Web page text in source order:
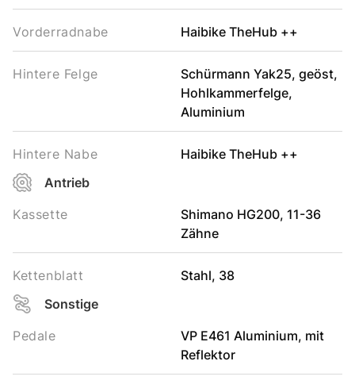
Vorderradnabe Haibike TheHub ++
Hintere Felge
Schürmann Yak25, geöst,
Hohlkammerfelge,
Aluminium
Hintere Nabe
Haibike TheHub ++
Antrieb
Kassette
Shimano HG200, 11-36
Zähne
Kettenblatt
Stahl, 38
Sonstige
Pedale
VP E461 Aluminium, mit
Reflektor